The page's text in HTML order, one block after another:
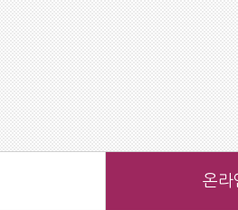
온라